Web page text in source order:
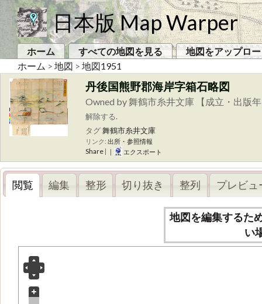
日本版 Map Warper
ホーム すべての地図を見る
地図をアップロ
ホーム > 地図 > 地図1951
丹後国熊野郡海岸字箱石略図
Owned by 舞鶴市糸井文庫 【成立・出版
解除する.
タグ舞鶴市糸井文庫
リンク: 出所・参照情報
Share | | エクスポート
閲覧 編集 整形 切り抜き 整列 プレビュ
地図を編集するた
い